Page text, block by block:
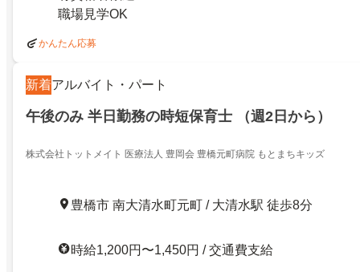
職場見学OK
かんたん応募
新着アルバイト・パート
午後のみ 半日勤務の時短保育士 （週2日から）
株式会社トットメイト 医療法人 豊岡会 豊橋元町病院 もとまちキッズ
豊橋市 南大清水町元町 / 大清水駅 徒歩8分
時給1,200円〜1,450円 / 交通費支給